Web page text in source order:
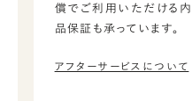
償でご利用いただける
品保証も承っています。
アフターサービスについて